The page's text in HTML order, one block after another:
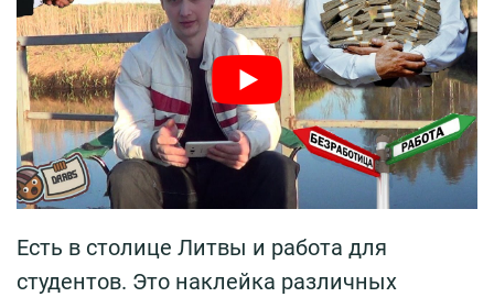
Есть в столице Литвы и работа для
студентов. Это наклейка различных